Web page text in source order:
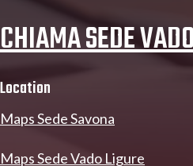
CHIAMA SEDE
Location
Maps Sede Savona
Maps Sede Vado Ligure